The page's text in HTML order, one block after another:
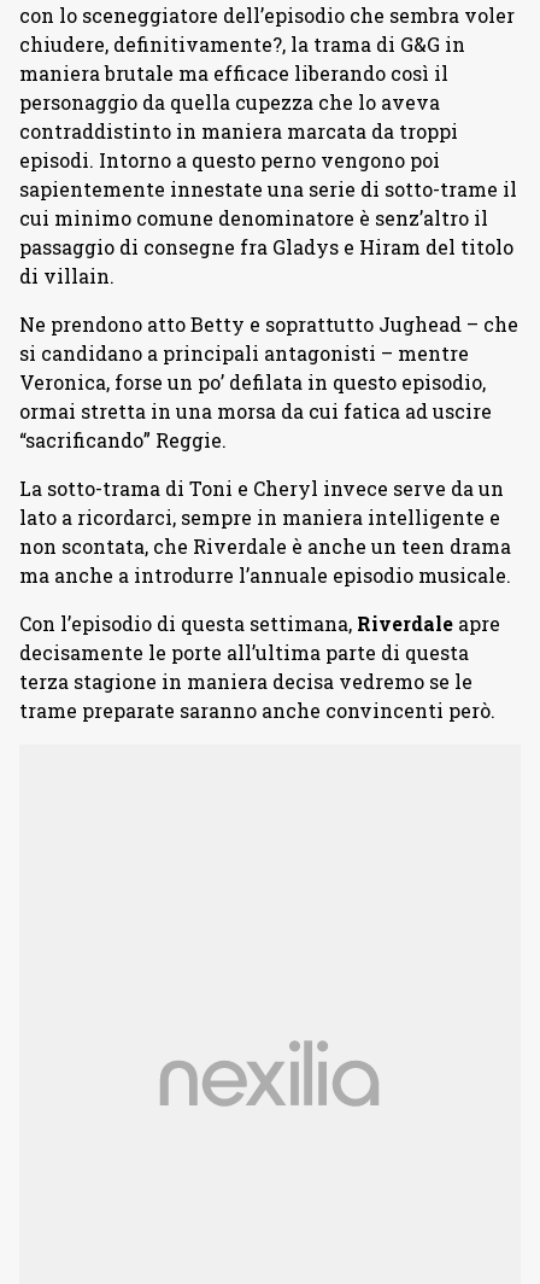
con lo sceneggiatore dell’episodio che sembra voler
chiudere, definitivamente?, la trama di G&G in
maniera brutale ma efficace liberando così il
personaggio da quella cupezza che lo aveva
contraddistinto in maniera marcata da troppi
episodi. Intorno a questo perno vengono poi
sapientemente innestate una serie di sotto-trame il
cui minimo comune denominatore è senz’altro il
passaggio di consegne fra Gladys e Hiram del titolo
di villain.
Ne prendono atto Betty e soprattutto Jughead – che
si candidano a principali antagonisti – mentre
Veronica, forse un po’ defilata in questo episodio,
ormai stretta in una morsa da cui fatica ad uscire
“sacrificando” Reggie.
La sotto-trama di Toni e Cheryl invece serve da un
lato a ricordarci, sempre in maniera intelligente e
non scontata, che Riverdale è anche un teen drama
ma anche a introdurre l’annuale episodio musicale.
Con l’episodio di questa settimana, Riverdale apre
decisamente le porte all’ultima parte di questa
terza stagione in maniera decisa vedremo se le
trame preparate saranno anche convincenti però.